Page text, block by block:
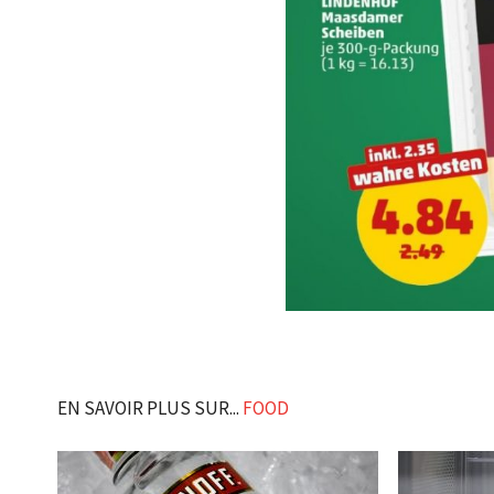
EN SAVOIR PLUS SUR... FOOD